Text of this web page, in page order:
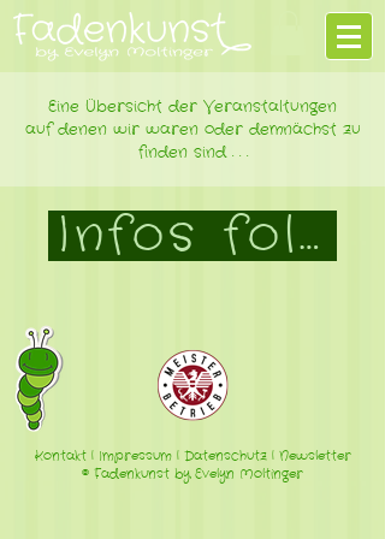
Eine Übersicht der Veranstaltungen
auf denen wir waren oder demnächst zu
finden sind . . .
Infos
Kontakt| Impressum| Datenschutz| Newsletter
© Fadenkunst by Evelyn Moltinger